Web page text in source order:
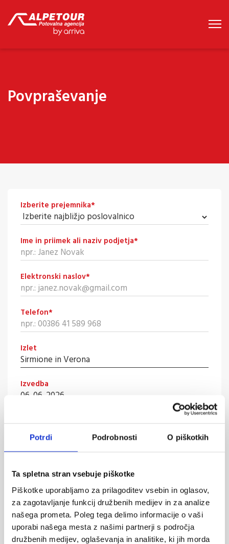
Potrdi Podrobnosti O piškotkih
Ta spletna stran vsebuje piškotke
Piškotke uporabljamo za prilagoditev vsebin in oglasov,
za zagotavljanje funkcij družbenih medijev in za analize
našega prometa. Poleg tega delimo informacije o vaši
uporabi našega mesta z našimi partnerji s področja
družbenih medijev, oglaševanja in analitike, ki jih morda
Povpraševanje
Izberite prejemnika*
Ime in priimek ali naziv podjetja*
Elektronski naslov*
Telefon*
Izlet
Izvedba
Oddaj povpraševanje